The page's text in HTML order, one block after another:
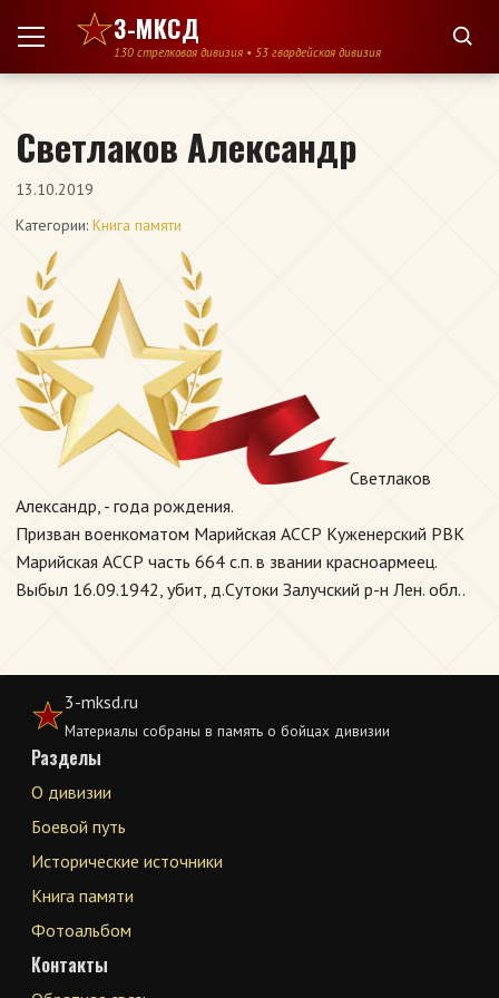
Перейти к содержимому
3-МКСД
130 стрелковая дивизия • 53 гвардейская дивизия
Светлаков Александр
13.10.2019
Категории: Книга памяти
Светлаков
Александр, - года рождения.
Призван военкоматом Марийская АССР Куженерский РВК
Марийская АССР часть 664 с.п. в звании красноармеец.
Выбыл 16.09.1942, убит, д.Сутоки Залучский р-н Лен. обл..
3-mksd.ru
Материалы собраны в память о бойцах дивизии
Разделы
О дивизии
Боевой путь
Исторические источники
Книга памяти
Фотоальбом
Контакты